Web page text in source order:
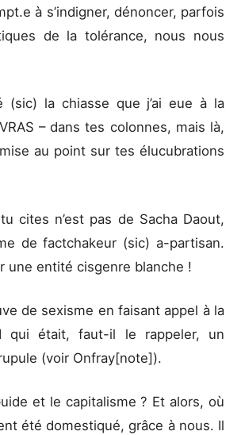
à s’indigner, dénoncer, parfois
de la tolérance, nous nous
la chiasse que j’ai eue à la
– dans tes colonnes, mais là,
au point sur tes élucubrations
cites n’est pas de Sacha Daout,
de factchakeur (sic) a-partisan.
une entité cisgenre blanche !
de sexisme en faisant appel à la
qui était, faut-il le rappeler, un
(voir Onfray[note]).
et le capitalisme ? Et alors, où
été domestiqué, grâce à nous. Il